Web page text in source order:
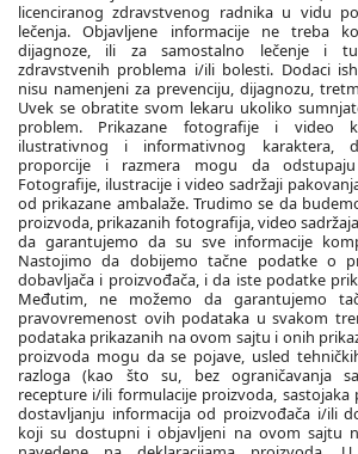
licenciranog zdravstvenog radnika u vidu
lečenja. Objavljene informacije ne treba
dijagnoze, ili za samostalno lečenje i
zdravstvenih problema i/ili bolesti. Dodaci
nisu namenjeni za prevenciju, dijagnozu,
Uvek se obratite svom lekaru ukoliko
problem. Prikazane fotografije i video
ilustrativnog i informativnog karaktera,
proporcije i razmera mogu da
Fotografije, ilustracije i video sadržaji
od prikazane ambalaže. Trudimo se da
proizvoda, prikazanih fotografija, video
da garantujemo da su sve informacije
Nastojimo da dobijemo tačne podatke o
dobavljača i proizvođača, i da iste podatke
Međutim, ne možemo da garantujemo
pravovremenost ovih podataka u svakom
podataka prikazanih na ovom sajtu i onih
proizvoda mogu da se pojave, usled
razloga (kao što su, bez ograničavanja
recepture i/ili formulacije proizvoda, sastojaka
dostavljanju informacija od proizvođača i/ili
koji su dostupni i objavljeni na ovom sajtu